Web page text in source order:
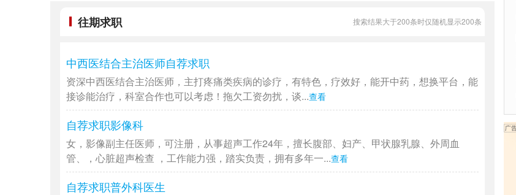
往期求职 搜索结果大于200条时仅随机显示200条
中西医结合主治医师自荐求职
资深中西医结合主治医师，主打疼痛类疾病的诊疗，有特色，疗效好，能开中药，想换平台，能
接诊能治疗，科室合作也可以考虑！拖欠工资勿扰，谈...查看
自荐求职影像科
女，影像副主任医师，可注册，从事超声工作24年，擅长腹部、妇产、甲状腺乳腺、外周血
管、，心脏超声检查 ，工作能力强，踏实负责，拥有多年一...查看
自荐求职普外科医生